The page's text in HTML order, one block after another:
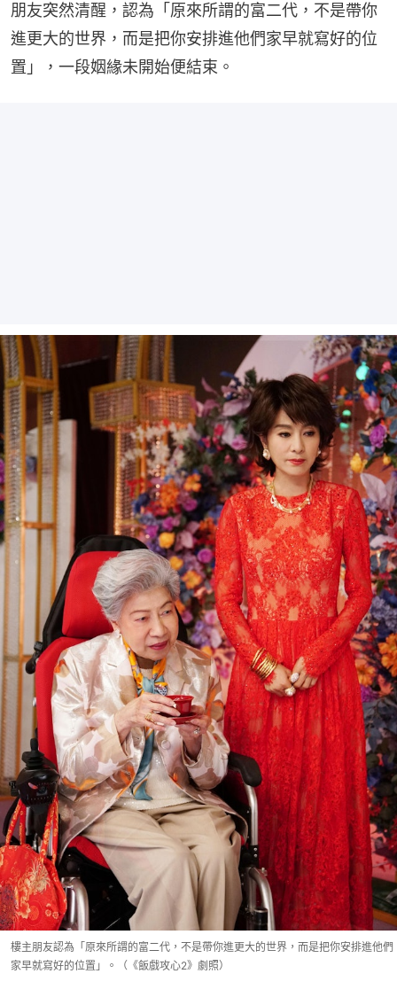
朋友突然清醒，認為「原來所謂的富二代，不是帶你
進更大的世界，而是把你安排進他們家早就寫好的位
置」，一段姻緣未開始便結束。
樓主朋友認為「原來所謂的富二代，不是帶你進更大的世界，而是把你安排進他們
家早就寫好的位置」。（《飯戲攻心2》劇照）